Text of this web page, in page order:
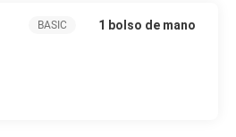
BASIC 1 bolso de mano